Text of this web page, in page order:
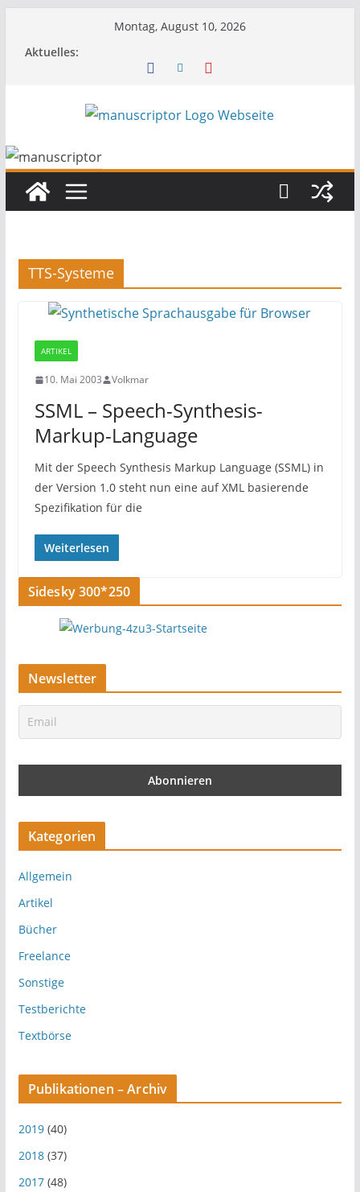
Montag, August 10, 2026
Aktuelles:
TTS-Systeme
ARTIKEL
10. Mai 2003 Volkmar
SSML – Speech-Synthesis-
Markup-Language
Mit der Speech Synthesis Markup Language (SSML) in
der Version 1.0 steht nun eine auf XML basierende
Spezifikation für die
Weiterlesen
Sidesky 300*250
Newsletter
Kategorien
Allgemein
Artikel
Bücher
Freelance
Sonstige
Testberichte
Textbörse
Publikationen – Archiv
2019(40)
2018(37)
2017(48)